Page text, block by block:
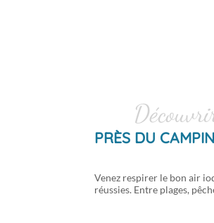
PRÈS DU
Venez respirer le bon air
réussies. Entre plages,